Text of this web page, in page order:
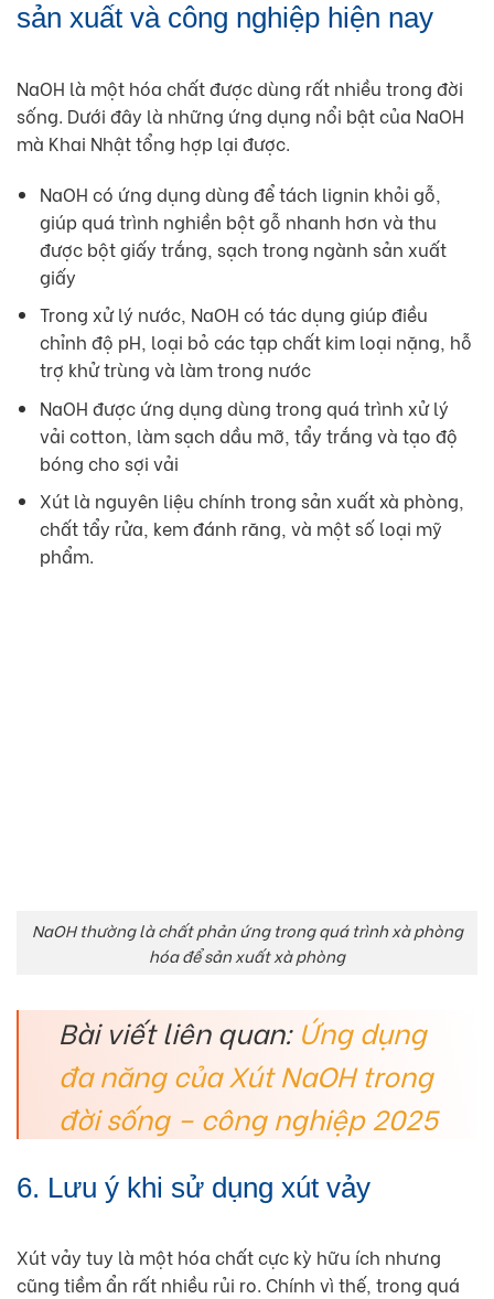
sản xuất và công nghiệp hiện nay
NaOH là một hóa chất được dùng rất nhiều trong đời
sống. Dưới đây là những ứng dụng nổi bật của NaOH
mà Khai Nhật tổng hợp lại được.
NaOH có ứng dụng dùng để tách lignin khỏi gỗ,
giúp quá trình nghiền bột gỗ nhanh hơn và thu
được bột giấy trắng, sạch trong ngành sản xuất
giấy
Trong xử lý nước, NaOH có tác dụng giúp điều
chỉnh độ pH, loại bỏ các tạp chất kim loại nặng, hỗ
trợ khử trùng và làm trong nước
NaOH được ứng dụng dùng trong quá trình xử lý
vải cotton, làm sạch dầu mỡ, tẩy trắng và tạo độ
bóng cho sợi vải
Xút là nguyên liệu chính trong sản xuất xà phòng,
chất tẩy rửa, kem đánh răng, và một số loại mỹ
phẩm.
NaOH thường là chất phản ứng trong quá trình xà phòng
hóa để sản xuất xà phòng
Bài viết liên quan: Ứng dụng
đa năng của Xút NaOH trong
đời sống – công nghiệp 2025
6. Lưu ý khi sử dụng xút vảy
Xút vảy tuy là một hóa chất cực kỳ hữu ích nhưng
cũng tiềm ẩn rất nhiều rủi ro. Chính vì thế, trong quá